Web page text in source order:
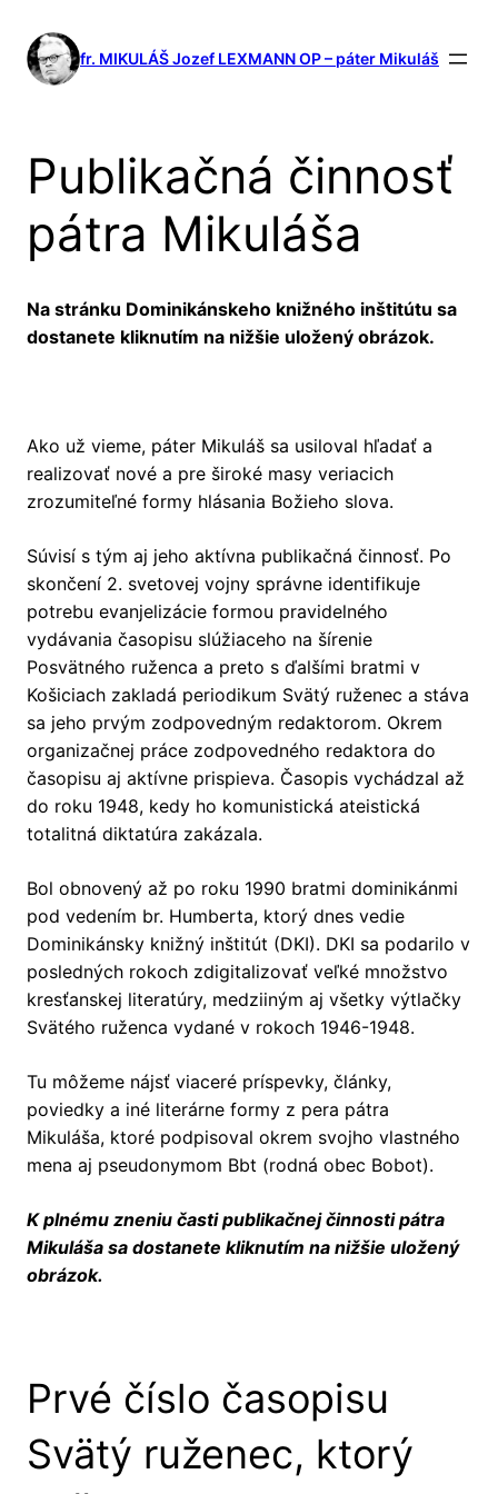
obsah
fr. MIKULÁŠ Jozef LEXMANN OP – páter Mikuláš
Publikačná činnosť
pátra Mikuláša
Na stránku Dominikánskeho knižného inštitútu sa
dostanete kliknutím na nižšie uložený obrázok.
Ako už vieme, páter Mikuláš sa usiloval hľadať a
realizovať nové a pre široké masy veriacich
zrozumiteľné formy hlásania Božieho slova.
Súvisí s tým aj jeho aktívna publikačná činnosť. Po
skončení 2. svetovej vojny správne identifikuje
potrebu evanjelizácie formou pravidelného
vydávania časopisu slúžiaceho na šírenie
Posvätného ruženca a preto s ďalšími bratmi v
Košiciach zakladá periodikum Svätý ruženec a stáva
sa jeho prvým zodpovedným redaktorom. Okrem
organizačnej práce zodpovedného redaktora do
časopisu aj aktívne prispieva. Časopis vychádzal až
do roku 1948, kedy ho komunistická ateistická
totalitná diktatúra zakázala.
Bol obnovený až po roku 1990 bratmi dominikánmi
pod vedením br. Humberta, ktorý dnes vedie
Dominikánsky knižný inštitút (DKI). DKI sa podarilo v
posledných rokoch zdigitalizovať veľké množstvo
kresťanskej literatúry, medziiným aj všetky výtlačky
Svätého ruženca vydané v rokoch 1946-1948.
Tu môžeme nájsť viaceré príspevky, články,
poviedky a iné literárne formy z pera pátra
Mikuláša, ktoré podpisoval okrem svojho vlastného
mena aj pseudonymom Bbt (rodná obec Bobot).
K plnému zneniu časti publikačnej činnosti pátra
Mikuláša sa dostanete kliknutím na nižšie uložený
obrázok.
Prvé číslo časopisu
Svätý ruženec, ktorý